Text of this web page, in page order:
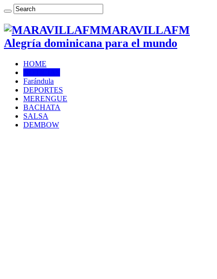
MARAVILLAFM
Alegría dominicana para el mundo
HOME
Farándula
DEPORTES
MERENGUE
BACHATA
SALSA
DEMBOW